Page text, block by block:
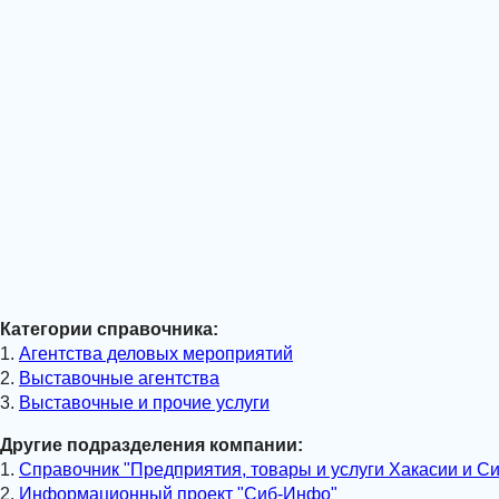
Категории справочника:
1. Агентства деловых мероприятий
2. Выставочные агентства
3. Выставочные и прочие услуги
Другие подразделения компании:
1. Справочник "Предприятия, товары и услуги Хакасии и
2. Информационный проект "Сиб-Инфо"